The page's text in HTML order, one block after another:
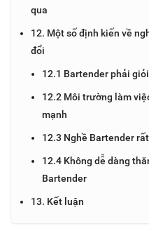
qua
12. Một số định kiến về
đổi
12.1 Bartender phải
12.2 Môi trường làm
mạnh
12.3 Nghề Bartender
12.4 Không dễ dàng
Bartender
13. Kết luận